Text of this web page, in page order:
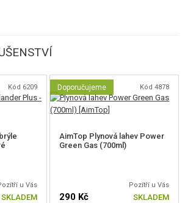
a přesné zamíření.
disponuje oboustrannou manuální pojistkou a
s prodlouženým beavertail.
o kapacitě28 ran, který je vybaven
Kód 6209
u Vás
SKLADEM
Doporučujeme Kód 4878
AimTop Plynová lahev Power
Green Gas (700ml)
Pozítří u Vás
290 Kč SKLADEM